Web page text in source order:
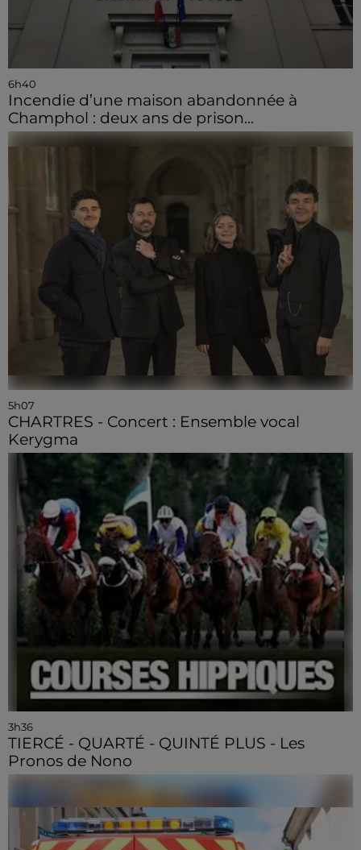
6h40
Incendie d’une maison abandonnée à
Champhol : deux ans de prison...
5h07
CHARTRES - Concert : Ensemble vocal
Kerygma
3h36
TIERCÉ - QUARTÉ - QUINTÉ PLUS - Les
Pronos de Nono